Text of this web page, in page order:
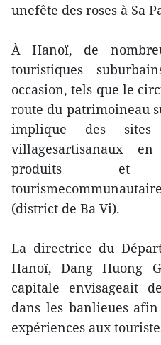
unefête des roses à Sa
À Hanoï, de
touristiques
occasion, tels que le
route du patrimoineau
implique des
villagesartisanaux
produits et
(district de Ba Vi).
La directrice du
Hanoï, Dang Huong
capitale envisageait
dans les banlieues
expériences aux